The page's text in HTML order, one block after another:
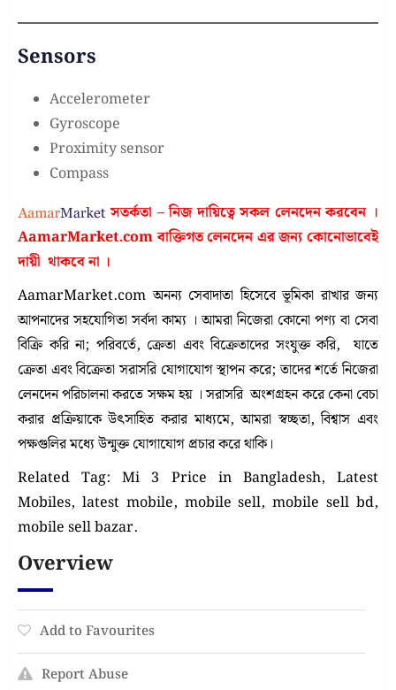
Sensors
Accelerometer
Gyroscope
Proximity sensor
Compass
সতর্কতা – নিজ দায়িত্বে সকল লেনদেন করবেন ।
AamarMarket.comবাক্তিগত লেনদেন এর জন্য কোনোভাবেই
দায়ী থাকবে না ।
AamarMarket.com অনন্য সেবাদাতা হিসেবে ভূমিকা রাখার জন্য
আপনাদের সহযোগিতা সর্বদা কাম্য । আমরা নিজেরা কোনো পণ্য বা সেবা
বিক্রি করি না; পরিবর্তে, ক্রেতা এবং বিক্রেতাদের সংযুক্ত করি, যাতে
ক্রেতা এবং বিক্রেতা সরাসরি যোগাযোগ স্থাপন করে; তাদের শর্তে নিজেরা
লেনদেন পরিচালনা করতে সক্ষম হয় । সরাসরি অংশগ্রহন করে কেনা বেচা
করার প্রক্রিয়াকে উৎসাহিত করার মাধ্যমে, আমরা স্বচ্ছতা, বিশ্বাস এবং
পক্ষগুলির মধ্যে উন্মুক্ত যোগাযোগ প্রচার করে থাকি।
Related Tag: Mi 3 Price in Bangladesh, Latest
Mobiles, latest mobile, mobile sell, mobile sell bd,
mobile sell bazar.
Overview
Add to Favourites
Report Abuse